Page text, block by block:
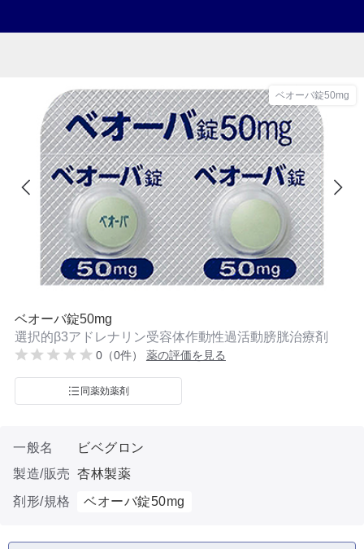
ベオーバ錠50mg
ベオーバ錠50mg
選択的β3アドレナリン受容体作動性過活動膀胱治療剤
0（0件） 薬の評価を見る
同薬効薬剤
一般名
ビベグロン
製造/販売 杏林製薬
剤形/規格
ベオーバ錠50mg